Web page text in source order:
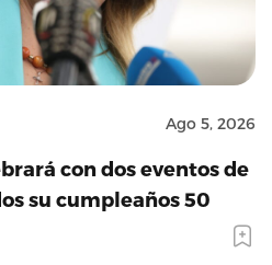
Ago 5, 2026
con dos eventos de
su cumpleaños 50